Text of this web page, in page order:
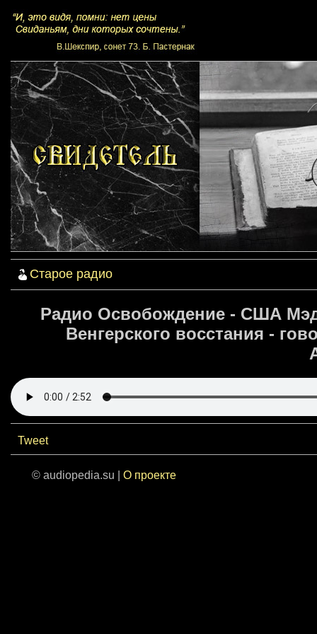
Старое радио
Радио Освобождение - США
Венгерского восстания -
Tweet
© audiopedia.su | О проекте